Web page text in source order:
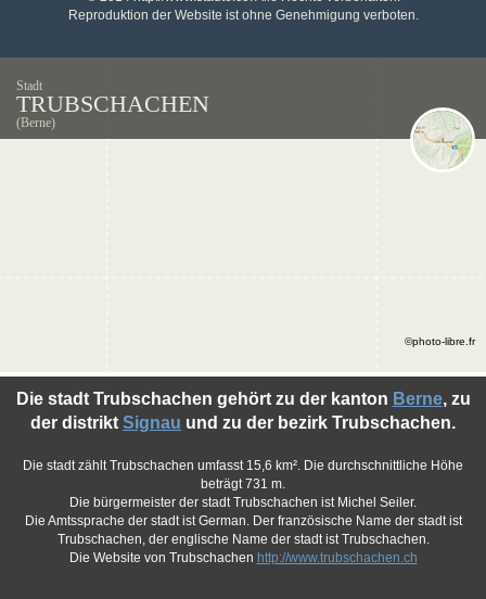
Reproduktion der Website ist ohne Genehmigung verboten.
Stadt
TRUBSCHACHEN
(Berne)
Die stadt Trubschachen gehört zu der kanton Berne, zu
der distrikt Signau und zu der bezirk Trubschachen.
Die stadt zählt Trubschachen umfasst 15,6 km². Die durchschnittliche Höhe
beträgt 731 m.
Die bürgermeister der stadt Trubschachen ist Michel Seiler.
Die Amtssprache der stadt ist German. Der französische Name der stadt ist
Trubschachen, der englische Name der stadt ist Trubschachen.
Die Website von Trubschachen http://www.trubschachen.ch
©photo-libre.fr